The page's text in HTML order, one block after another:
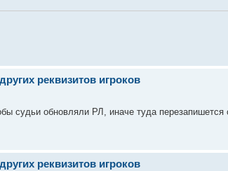
реквизитов игроков
судьи обновляли РЛ, иначе туда перезапишется
реквизитов игроков